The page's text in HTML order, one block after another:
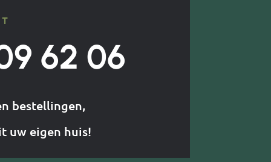
62 06
bestellingen,
uw eigen huis!